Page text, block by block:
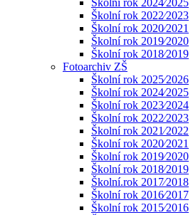
Školní rok 2024⁄2025
Školní rok 2022⁄2023
Školní rok 2020⁄2021
Školní rok 2019⁄2020
Školní rok 2018⁄2019
Fotoarchiv ZŠ
Školní rok 2025⁄2026
Školní rok 2024⁄2025
Školní rok 2023⁄2024
Školní rok 2022⁄2023
Školní rok 2021⁄2022
Školní rok 2020⁄2021
Školní rok 2019⁄2020
Školní rok 2018⁄2019
Školní.rok 2017⁄2018
Školní rok 2016⁄2017
Školní rok 2015⁄2016